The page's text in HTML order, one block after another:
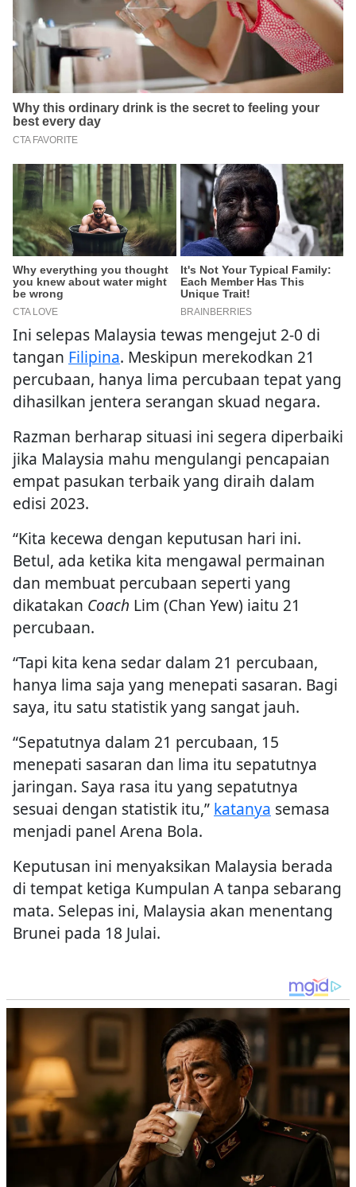
Ini selepas Malaysia tewas mengejut 2-0 di
tangan Filipina. Meskipun merekodkan 21
percubaan, hanya lima percubaan tepat yang
dihasilkan jentera serangan skuad negara.
Razman berharap situasi ini segera diperbaiki
jika Malaysia mahu mengulangi pencapaian
empat pasukan terbaik yang diraih dalam
edisi 2023.
“Kita kecewa dengan keputusan hari ini.
Betul, ada ketika kita mengawal permainan
dan membuat percubaan seperti yang
dikatakan Coach Lim (Chan Yew) iaitu 21
percubaan.
“Tapi kita kena sedar dalam 21 percubaan,
hanya lima saja yang menepati sasaran. Bagi
saya, itu satu statistik yang sangat jauh.
“Sepatutnya dalam 21 percubaan, 15
menepati sasaran dan lima itu sepatutnya
jaringan. Saya rasa itu yang sepatutnya
sesuai dengan statistik itu,” katanya semasa
menjadi panel Arena Bola.
Keputusan ini menyaksikan Malaysia berada
di tempat ketiga Kumpulan A tanpa sebarang
mata. Selepas ini, Malaysia akan menentang
Brunei pada 18 Julai.